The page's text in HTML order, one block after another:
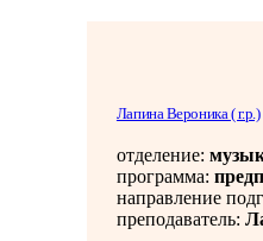
Лапина Вероника ( г.р.)
отделение:
программа:
направление
преподаватель: